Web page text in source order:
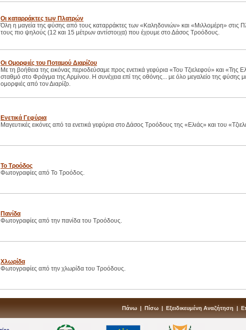
Οι καταρράκτες των Πλατρών
Όλη η μαγεία της φύσης από τους καταρράκτες των «Καληδονιών» και «Μιλλομέρη» στις
τους πιο ψηλούς (12 και 15 μέτρων αντίστοιχα) που έχουμε στο Δάσος Τροόδους.
Οι Ομορφιές του Ποταμού Διαρίζου
Με τη βοήθεια της εικόνας περιοδεύσαμε προς ενετικά γεφύρια «Του Τζιελεφού» και «Της
σταθμό στο Φράγμα της Αρμίνου. Η συνέχεια επί της οθόνης... με όλο μεγαλείο της φύσης με
ομορφιές από τον Διαρίζο.
Ενετικά Γεφύρια
Μαγευτικές εικόνες από τα ενετικά γεφύρια στο Δάσος Τροόδους της «Ελιάς» και του
Το Τροόδος
Φωτογραφίες από Το Τροόδος.
Πανίδα
Φωτογραφίες από την πανίδα του Τροόδους.
Χλωρίδα
Φωτογραφίες από την χλωρίδα του Τροόδους.
Πάνω | Πίσω | Εξειδικευμένη Αναζήτηση |